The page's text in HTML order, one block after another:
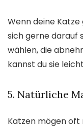
Wenn deine
sich gerne darauf
wählen, die
kannst du sie
5. Natürliche
Katzen mögen